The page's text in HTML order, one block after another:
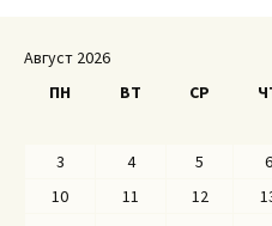
в
Август 2026
ПН
ВТ СР
3
4 5 6
10
11 12